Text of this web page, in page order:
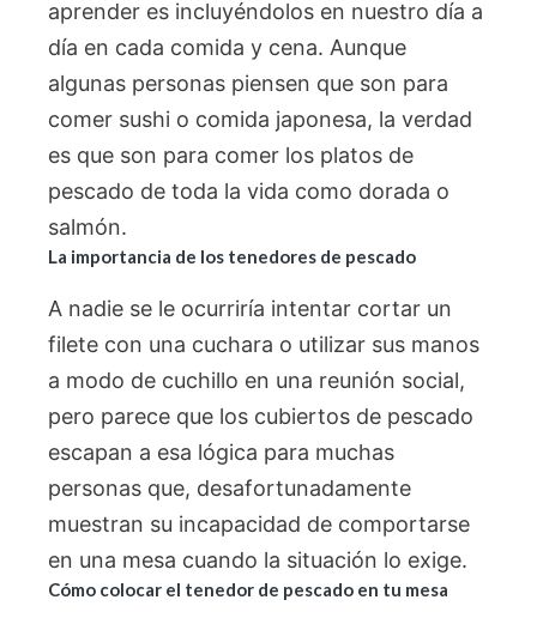
aprender es incluyéndolos en nuestro día a
día en cada comida y cena. Aunque
algunas personas piensen que son para
comer sushi o comida japonesa, la verdad
es que son para comer los platos de
pescado de toda la vida como dorada o
salmón.
La importancia de los tenedores de pescado
A nadie se le ocurriría intentar cortar un
filete con una cuchara o utilizar sus manos
a modo de cuchillo en una reunión social,
pero parece que los cubiertos de pescado
escapan a esa lógica para muchas
personas que, desafortunadamente
muestran su incapacidad de comportarse
en una mesa cuando la situación lo exige.
Cómo colocar el tenedor de pescado en tu mesa